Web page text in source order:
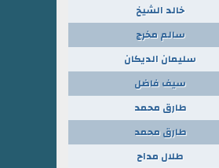
خالد الشيخ
سالم مخرج
سليمان الديكان
سيف فاضل
طارق محمد
طارق محمد
طلال مداح